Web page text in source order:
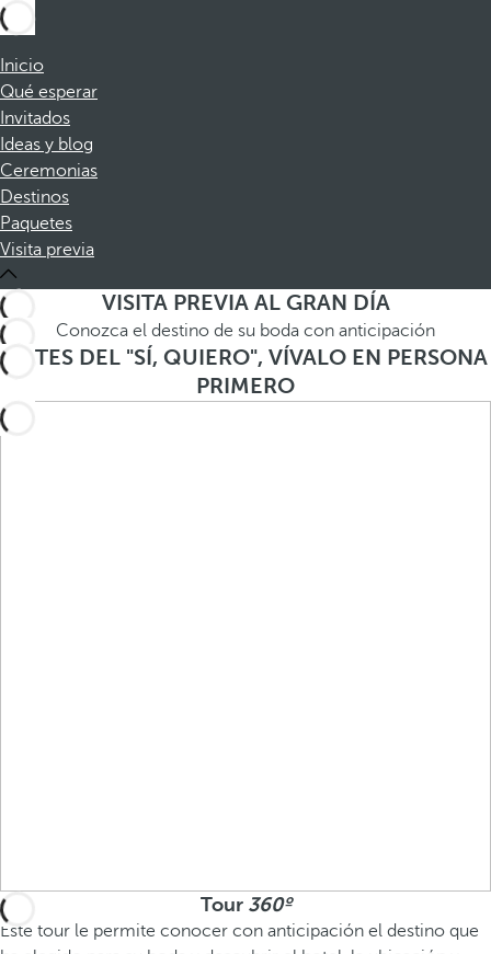
Inicio
Qué esperar
Invitados
Ideas y blog
Ceremonias
Destinos
Paquetes
Visita previa
VISITA PREVIA AL GRAN DÍA
Conozca el destino de su boda con anticipación
ANTES DEL "SÍ, QUIERO", VÍVALO EN PERSONA
PRIMERO
Tour360º
Este tour le permite conocer con anticipación el destino que